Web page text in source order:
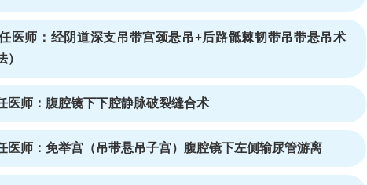
医师：经阴道深支吊带宫颈悬吊+后路骶棘韧带吊带悬吊术
）
医师：腹腔镜下下腔静脉破裂缝合术
医师：免举宫（吊带悬吊子宫）腹腔镜下左侧输尿管游离